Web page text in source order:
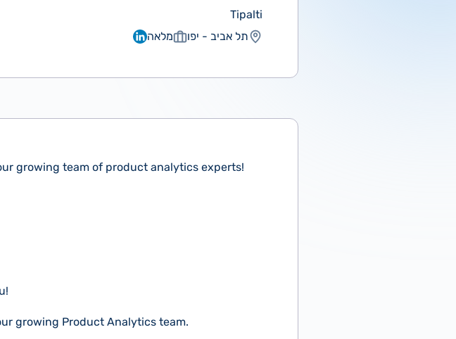
Tipalti
תל אביב - יפו
מלאה
growing team of product analytics experts!
growing Product Analytics team.